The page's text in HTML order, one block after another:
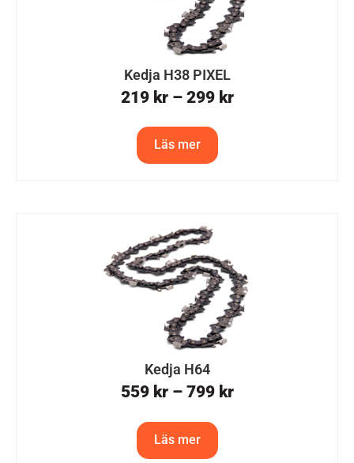
Kedja H38 PIXEL
219 kr – 299 kr
Läs mer
Kedja H64
559 kr – 799 kr
Läs mer